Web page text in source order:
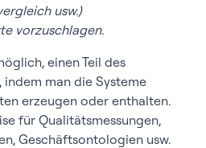
usw.)
vorzuschlagen.
einen Teil des
indem man die Systeme
erzeugen oder enthalten.
für Qualitätsmessungen,
Geschäftsontologien usw.